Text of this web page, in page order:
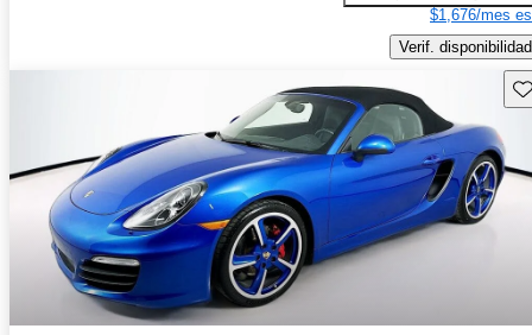
$1,676/mes
Verif. disponibilidad